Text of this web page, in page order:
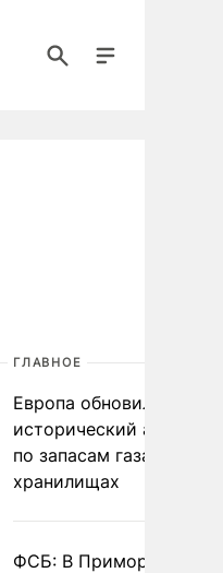
ГЛАВНОЕ
Европа обновила
исторический
по запасам газа в
хранилищах
ФСБ: В Приморье трое